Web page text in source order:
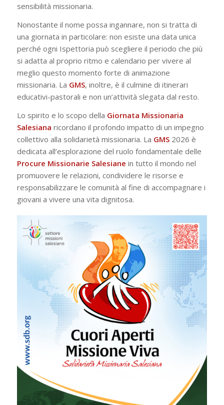
sensibilità missionaria.
Nonostante il nome possa ingannare, non si tratta di
una giornata in particolare: non esiste una data unica
perché ogni Ispettoria può scegliere il periodo che più
si adatta al proprio ritmo e calendario per vivere al
meglio questo momento forte di animazione
missionaria. La GMS, inoltre, è il culmine di itinerari
educativi-pastorali e non un’attività slegata dal resto.
Lo spirito e lo scopo della Giornata Missionaria
Salesiana ricordano il profondo impatto di un impegno
collettivo alla solidarietà missionaria. La GMS2026 è
dedicata all’esplorazione del ruolo fondamentale delle
Procure Missionarie Salesiane in tutto il mondo nel
promuovere le relazioni, condividere le risorse e
responsabilizzare le comunità al fine di accompagnare i
giovani a vivere una vita dignitosa.